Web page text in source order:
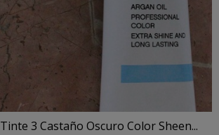
Tinte 3 Castaño Oscuro Color Sheen...